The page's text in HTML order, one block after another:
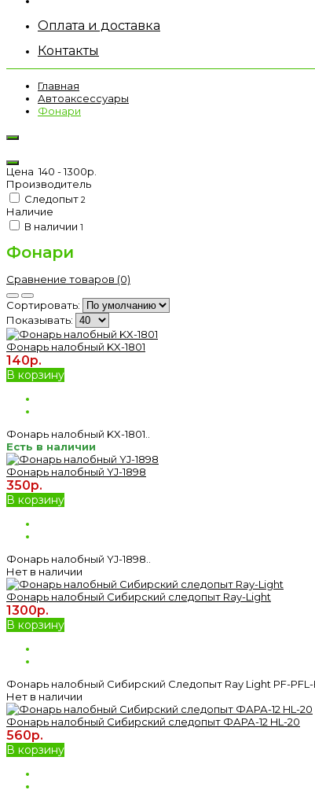
Оплата и доставка
Контакты
Главная
Автоаксессуары
Фонари
Цена140 -1300р.
Производитель
Следопыт 2
Наличие
В наличии 1
Фонари
Сравнение товаров (0)
Сортировать:
Показывать:
Фонарь налобный KX-1801
140р.
В корзину
Фонарь налобный KX-1801..
Есть в наличии
Фонарь налобный YJ-1898
350р.
В корзину
Фонарь налобный YJ-1898..
Нет в наличии
Фонарь налобный Сибирский следопыт Ray-Light
1300р.
В корзину
Фонарь налобный Сибирский Следопыт Ray Light PF-
Нет в наличии
Фонарь налобный Сибирский следопыт ФАРА-12 HL-20
560р.
В корзину